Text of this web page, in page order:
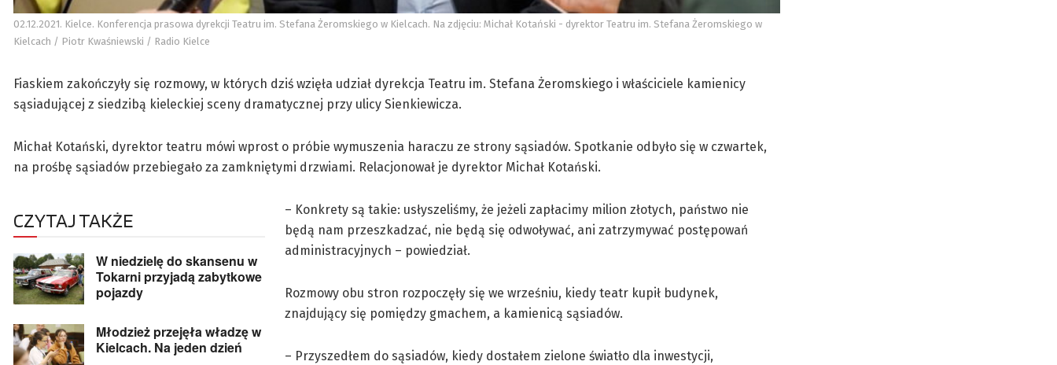
02.12.2021. Kielce. Konferencja prasowa dyrekcji Teatru im. Stefana Żeromskiego w Kielcach. Na zdjęciu: Michał Kotański - dyrektor Teatru im. Stefana Żeromskiego w
Kielcach / Piotr Kwaśniewski / Radio Kielce
Fiaskiem zakończyły się rozmowy, w których dziś wzięła udział dyrekcja Teatru im. Stefana Żeromskiego i właściciele kamienicy
sąsiadującej z siedzibą kieleckiej sceny dramatycznej przy ulicy Sienkiewicza.
Michał Kotański, dyrektor teatru mówi wprost o próbie wymuszenia haraczu ze strony sąsiadów. Spotkanie odbyło się w czwartek,
na prośbę sąsiadów przebiegało za zamkniętymi drzwiami. Relacjonował je dyrektor Michał Kotański.
CZYTAJ TAKŻE
W niedzielę do skansenu w
Tokarni przyjadą zabytkowe
pojazdy
Młodzież przejęła władzę w
Kielcach. Na jeden dzień
– Konkrety są takie: usłyszeliśmy, że jeżeli zapłacimy milion złotych, państwo nie
będą nam przeszkadzać, nie będą się odwoływać, ani zatrzymywać postępowań
administracyjnych – powiedział.
Rozmowy obu stron rozpoczęły się we wrześniu, kiedy teatr kupił budynek,
znajdujący się pomiędzy gmachem, a kamienicą sąsiadów.
– Przyszedłem do sąsiadów, kiedy dostałem zielone światło dla inwestycji,